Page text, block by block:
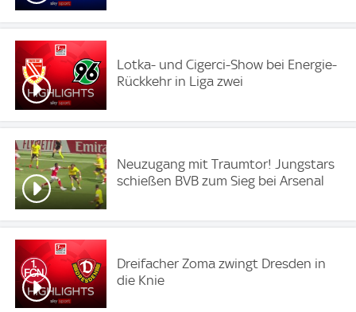
Lotka- und Cigerci-Show bei Energie-
Rückkehr in Liga zwei
Neuzugang mit Traumtor! Jungstars
schießen BVB zum Sieg bei Arsenal
Dreifacher Zoma zwingt Dresden in
die Knie